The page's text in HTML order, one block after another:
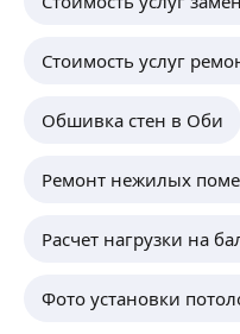
Стоимость услуг
Обшивка стен в Оби
Ремонт нежилых
Расчет нагрузки на
Фото установки